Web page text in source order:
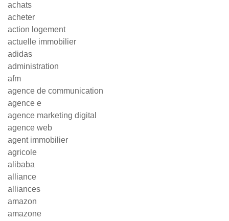
achats
acheter
action logement
actuelle immobilier
adidas
administration
afm
agence de communication
agence e
agence marketing digital
agence web
agent immobilier
agricole
alibaba
alliance
alliances
amazon
amazone